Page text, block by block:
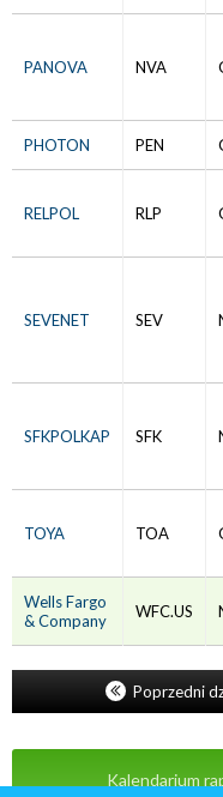
PANOVA NVA
PHOTON PEN
RELPOL RLP
SEVENET SEV
SFKPOLKAP SFK
TOYA TOA
Wells Fargo
& Company
WFC.US
Poprzedni
Kalendarium